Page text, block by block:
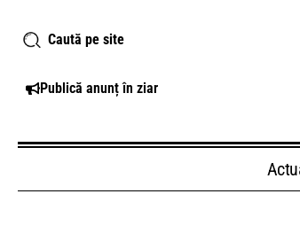
Caută pe site
Publică anunț în ziar